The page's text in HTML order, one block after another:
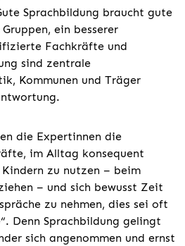
Sprachbildung braucht gute
ein besserer
Fachkräfte und
sind zentrale
Kommunen und Träger
die Expertinnen die
im Alltag konsequent
zu nutzen – beim
– und sich bewusst Zeit
zu nehmen, dies sei oft
Denn Sprachbildung gelingt
sich angenommen und ernst